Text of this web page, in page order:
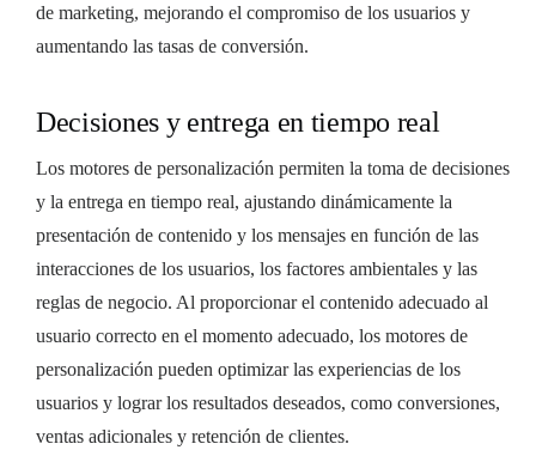
de marketing, mejorando el compromiso de los usuarios y
aumentando las tasas de conversión.
Decisiones y entrega en tiempo real
Los motores de personalización permiten la toma de decisiones
y la entrega en tiempo real, ajustando dinámicamente la
presentación de contenido y los mensajes en función de las
interacciones de los usuarios, los factores ambientales y las
reglas de negocio. Al proporcionar el contenido adecuado al
usuario correcto en el momento adecuado, los motores de
personalización pueden optimizar las experiencias de los
usuarios y lograr los resultados deseados, como conversiones,
ventas adicionales y retención de clientes.